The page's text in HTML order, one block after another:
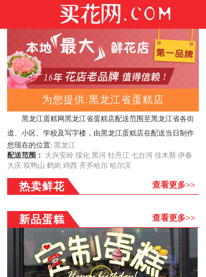
为您提供:黑龙江省蛋糕店
黑龙江蛋糕网黑龙江省蛋糕店配送范围至黑龙江省各街
道、小区、学校及写字楼，由黑龙江蛋糕店在配送当日制作
并由专人专车送出，确保配送至黑龙江的蛋糕材料新鲜和最
佳品质，黑龙江蛋糕店将全程服务到家！
项目：提供网上订花送花、鲜花、蛋糕、花篮、花圈、果
篮，公仔，巧克力，绿植，会议用花，展会用花，节日用花
连锁花店及时送出，并由总部提供售后服务。为保证客户的
利益，所有的商品订购流程均在本网站统一完成，多谢！
配送范围:订货流程：
浏览商品→点击购买→注册或直接购买→填写订单→选择支
您现在的位置: 黑龙江
配送范围： 大兴安岭 绥化 黑河 牡丹江 七台河 佳木斯 伊春
大庆 双鸭山 鹤岗 鸡西 齐齐哈尔 哈尔滨
热卖鲜花 查看更多>>
新品蛋糕 查看更多>>